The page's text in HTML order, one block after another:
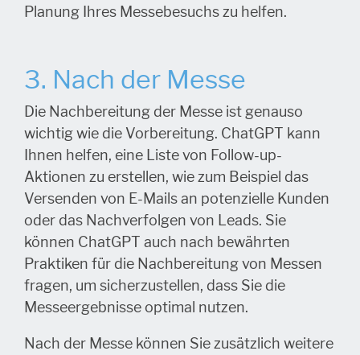
Planung Ihres Messebesuchs zu helfen.
3. Nach der Messe
Die Nachbereitung der Messe ist genauso
wichtig wie die Vorbereitung. ChatGPT kann
Ihnen helfen, eine Liste von Follow-up-
Aktionen zu erstellen, wie zum Beispiel das
Versenden von E-Mails an potenzielle Kunden
oder das Nachverfolgen von Leads. Sie
können ChatGPT auch nach bewährten
Praktiken für die Nachbereitung von Messen
fragen, um sicherzustellen, dass Sie die
Messeergebnisse optimal nutzen.
Nach der Messe können Sie zusätzlich weitere